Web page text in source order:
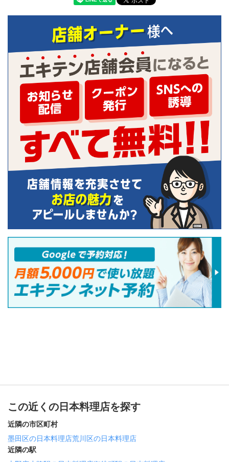
この近くの日本料理店を探す
近隣の市区町村
墨田区の日本料理店荒川区の日本料理店
近隣の駅